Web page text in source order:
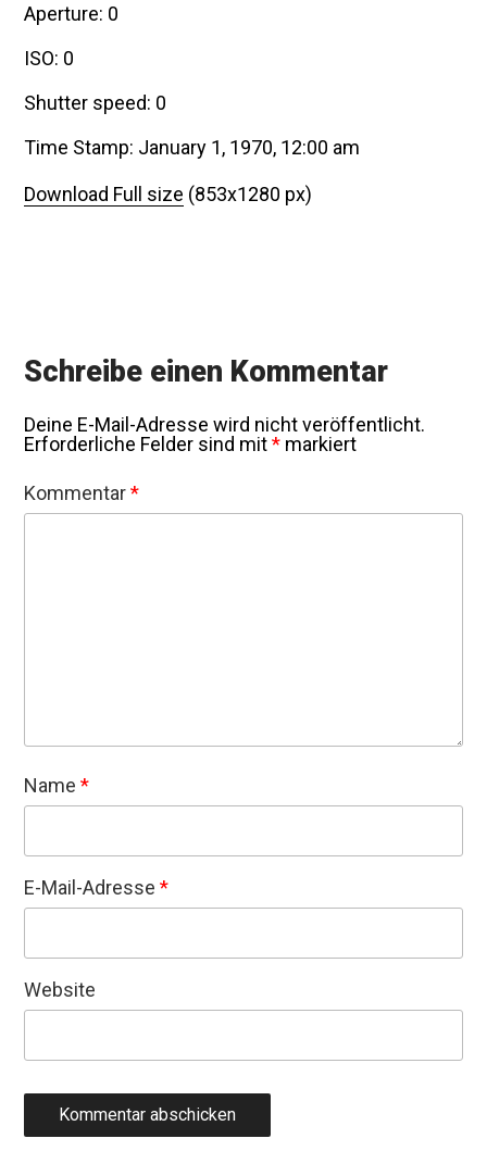
Aperture: 0
ISO: 0
Shutter speed: 0
Time Stamp: January 1, 1970, 12:00 am
Download Full size (853x1280 px)
Schreibe einen Kommentar
Deine E-Mail-Adresse wird nicht veröffentlicht.
Erforderliche Felder sind mit* markiert
Kommentar*
Name*
E-Mail-Adresse*
Website